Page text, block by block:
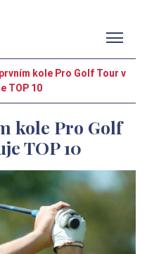
kole Pro Golf Tour v
TOP 10
kole Pro Golf
TOP 10